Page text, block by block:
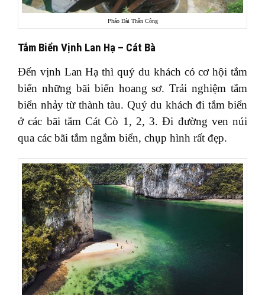
Pháo Đài Thần Công
Tắm Biển Vịnh Lan Hạ – Cát Bà
Đến vịnh Lan Hạ thì quý du khách có cơ hội tắm
biển những bãi biển hoang sơ. Trải nghiệm tắm
biển nhảy từ thành tàu. Quý du khách đi tắm biển
ở các bãi tắm Cát Cò 1, 2, 3. Đi đường ven núi
qua các bãi tắm ngắm biển, chụp hình rất đẹp.